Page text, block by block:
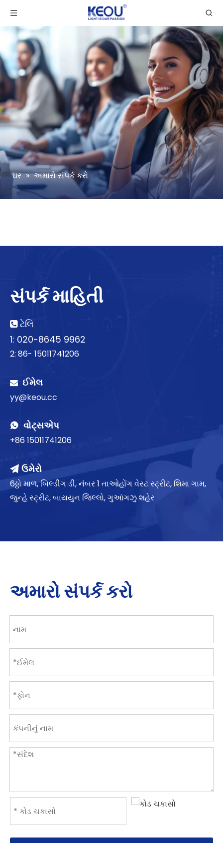
ઘર » અમારો સંપર્ક કરો
સંપર્ક માહિતી
ટેલિ
1: 020-8645 9962
2: 86- 15011741206
 ઈમેલ
yy@keou.cc
 વોટ્સએપ
+86 15011741206
 ઉમેરો
6ઠ્ઠો માળ, બિલ્ડીંગ ડી, નંબર 1 તાઓહોંગ વેસ્ટ સ્ટ્રીટ, શિમા ગામ,
જુન્હે સ્ટ્રીટ, બાયયુન જિલ્લો, ગુઆંગઝુ શહેર
અમારો સંપર્ક કરો